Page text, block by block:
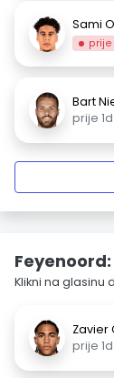
Sami
prije
Bart
prije 1d
Klikni na glasinu
Zavier
prije 1d